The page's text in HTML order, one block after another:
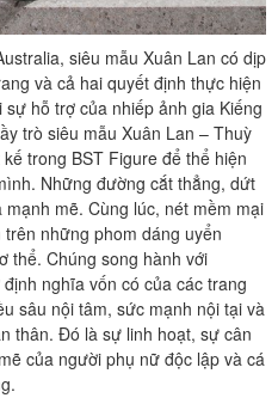
siêu mẫu Xuân Lan có dịp
và cả hai quyết định thực hiện
hỗ trợ của nhiếp ảnh gia Kiếng
trò siêu mẫu Xuân Lan – Thuỳ
trong BST Figure để thể hiện
Những đường cắt thẳng, dứt
mẽ. Cùng lúc, nét mềm mại
những phom dáng uyển
thể. Chúng song hành với
nghĩa vốn có của các trang
sâu nội tâm, sức mạnh nội tại và
thân. Đó là sự linh hoạt, sự cân
của người phụ nữ độc lập và cá